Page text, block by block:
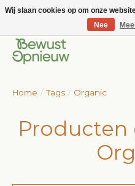
Wij bieden het grootste aanbod in
Home / Tags / Organic
Wij slaan cookies op om onze
Nee